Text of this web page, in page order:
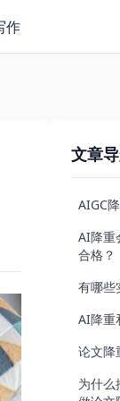
作
文章
AIGC
AI降重
合格？
有哪些
AI降重
论文降
为什么